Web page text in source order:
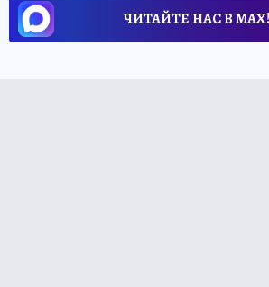
ЧИТАЙТЕ НАС В МАХ!